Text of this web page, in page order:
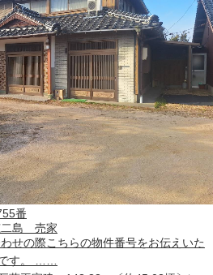
番
二島 売家
せの際こちらの物件番号をお伝えいた
です。 ……